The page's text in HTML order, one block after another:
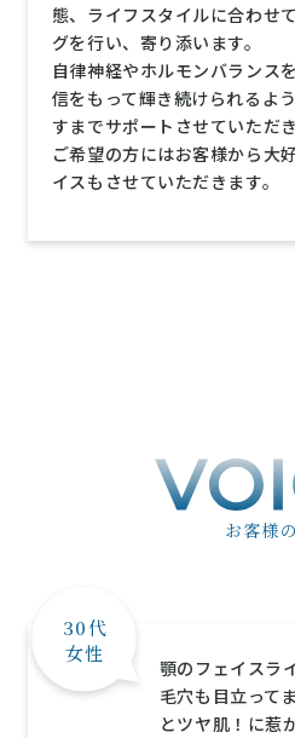
態、ライフスタイルに合わせ
グを行い、寄り添います。
自律神経やホルモンバランス
信をもって輝き続けられるよ
すまでサポートさせていただき
ご希望の方にはお客様から大
イスもさせていただきます。
お客様
30代
女性
顎のフェイスラ
毛穴も目立って
とツヤ肌！に惹